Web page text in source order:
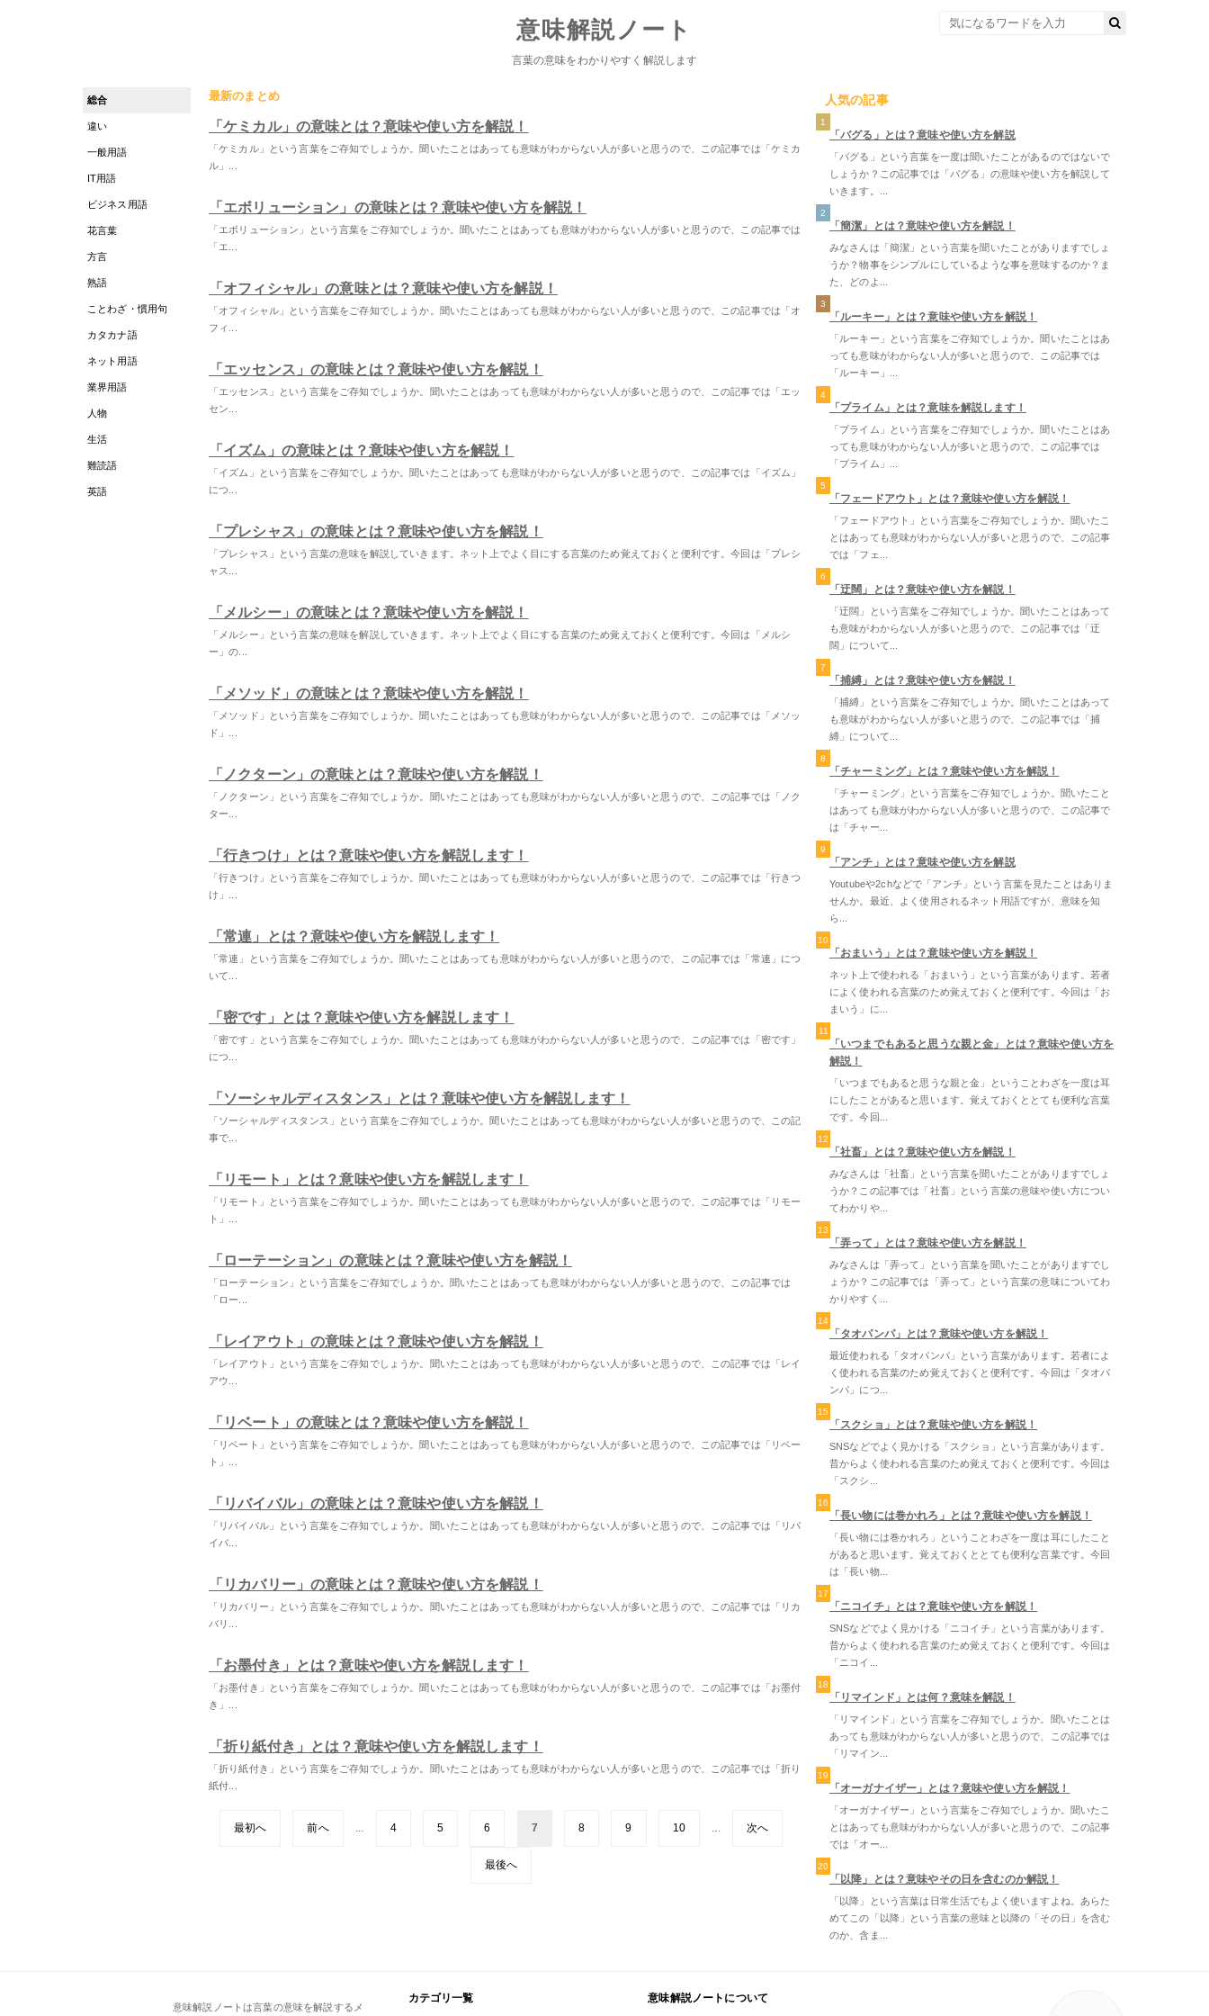
意味解説ノート
言葉の意味をわかりやすく解説します
総合
違い
一般用語
IT用語
ビジネス用語
花言葉
方言
熟語
ことわざ・慣用句
カタカナ語
ネット用語
業界用語
人物
生活
難読語
英語
最新のまとめ
「ケミカル」の意味とは？意味や使い方を解説！
「ケミカル」という言葉をご存知でしょうか。聞いたことはあっても意味がわからない人が多いと思うので、この記事では「ケミカ
ル」...
「エボリューション」の意味とは？意味や使い方を解説！
「エボリューション」という言葉をご存知でしょうか。聞いたことはあっても意味がわからない人が多いと思うので、この記事では
「エ...
「オフィシャル」の意味とは？意味や使い方を解説！
「オフィシャル」という言葉をご存知でしょうか。聞いたことはあっても意味がわからない人が多いと思うので、この記事では「オ
フィ...
「エッセンス」の意味とは？意味や使い方を解説！
「エッセンス」という言葉をご存知でしょうか。聞いたことはあっても意味がわからない人が多いと思うので、この記事では「エッ
セン...
「イズム」の意味とは？意味や使い方を解説！
「イズム」という言葉をご存知でしょうか。聞いたことはあっても意味がわからない人が多いと思うので、この記事では「イズム」
につ...
「プレシャス」の意味とは？意味や使い方を解説！
「プレシャス」という言葉の意味を解説していきます。ネット上でよく目にする言葉のため覚えておくと便利です。今回は「プレシ
ャス...
「メルシー」の意味とは？意味や使い方を解説！
「メルシー」という言葉の意味を解説していきます。ネット上でよく目にする言葉のため覚えておくと便利です。今回は「メルシ
ー」の...
「メソッド」の意味とは？意味や使い方を解説！
「メソッド」という言葉をご存知でしょうか。聞いたことはあっても意味がわからない人が多いと思うので、この記事では「メソッ
ド」...
「ノクターン」の意味とは？意味や使い方を解説！
「ノクターン」という言葉をご存知でしょうか。聞いたことはあっても意味がわからない人が多いと思うので、この記事では「ノク
ター...
「行きつけ」とは？意味や使い方を解説します！
「行きつけ」という言葉をご存知でしょうか。聞いたことはあっても意味がわからない人が多いと思うので、この記事では「行きつ
け」...
「常連」とは？意味や使い方を解説します！
「常連」という言葉をご存知でしょうか。聞いたことはあっても意味がわからない人が多いと思うので、この記事では「常連」につ
いて...
「密です」とは？意味や使い方を解説します！
「密です」という言葉をご存知でしょうか。聞いたことはあっても意味がわからない人が多いと思うので、この記事では「密です」
につ...
「ソーシャルディスタンス」とは？意味や使い方を解説します！
「ソーシャルディスタンス」という言葉をご存知でしょうか。聞いたことはあっても意味がわからない人が多いと思うので、この記
事で...
「リモート」とは？意味や使い方を解説します！
「リモート」という言葉をご存知でしょうか。聞いたことはあっても意味がわからない人が多いと思うので、この記事では「リモー
ト」...
「ローテーション」の意味とは？意味や使い方を解説！
「ローテーション」という言葉をご存知でしょうか。聞いたことはあっても意味がわからない人が多いと思うので、この記事では
「ロー...
「レイアウト」の意味とは？意味や使い方を解説！
「レイアウト」という言葉をご存知でしょうか。聞いたことはあっても意味がわからない人が多いと思うので、この記事では「レイ
アウ...
「リベート」の意味とは？意味や使い方を解説！
「リベート」という言葉をご存知でしょうか。聞いたことはあっても意味がわからない人が多いと思うので、この記事では「リベー
ト」...
「リバイバル」の意味とは？意味や使い方を解説！
「リバイバル」という言葉をご存知でしょうか。聞いたことはあっても意味がわからない人が多いと思うので、この記事では「リバ
イバ...
「リカバリー」の意味とは？意味や使い方を解説！
「リカバリー」という言葉をご存知でしょうか。聞いたことはあっても意味がわからない人が多いと思うので、この記事では「リカ
バリ...
「お墨付き」とは？意味や使い方を解説します！
「お墨付き」という言葉をご存知でしょうか。聞いたことはあっても意味がわからない人が多いと思うので、この記事では「お墨付
き」...
「折り紙付き」とは？意味や使い方を解説します！
「折り紙付き」という言葉をご存知でしょうか。聞いたことはあっても意味がわからない人が多いと思うので、この記事では「折り
紙付...
最初へ 前へ ... 4 5 6 7 8 9 10 ... 次へ
最後へ
人気の記事
1
「バグる」とは？意味や使い方を解説
「バグる」という言葉を一度は聞いたことがあるのではないで
しょうか？この記事では「バグる」の意味や使い方を解説して
いきます。...
2
「簡潔」とは？意味や使い方を解説！
みなさんは「簡潔」という言葉を聞いたことがありますでしょ
うか？物事をシンプルにしているような事を意味するのか？ま
た、どのよ...
3
「ルーキー」とは？意味や使い方を解説！
「ルーキー」という言葉をご存知でしょうか。聞いたことはあ
っても意味がわからない人が多いと思うので、この記事では
「ルーキー」...
4
「プライム」とは？意味を解説します！
「プライム」という言葉をご存知でしょうか。聞いたことはあ
っても意味がわからない人が多いと思うので、この記事では
「プライム」...
5
「フェードアウト」とは？意味や使い方を解説！
「フェードアウト」という言葉をご存知でしょうか。聞いたこ
とはあっても意味がわからない人が多いと思うので、この記事
では「フェ...
6
「迂闊」とは？意味や使い方を解説！
「迂闊」という言葉をご存知でしょうか。聞いたことはあって
も意味がわからない人が多いと思うので、この記事では「迂
闊」について...
7
「捕縛」とは？意味や使い方を解説！
「捕縛」という言葉をご存知でしょうか。聞いたことはあって
も意味がわからない人が多いと思うので、この記事では「捕
縛」について...
8
「チャーミング」とは？意味や使い方を解説！
「チャーミング」という言葉をご存知でしょうか。聞いたこと
はあっても意味がわからない人が多いと思うので、この記事で
は「チャー...
9
「アンチ」とは？意味や使い方を解説
Youtubeや2chなどで「アンチ」という言葉を見たことはありま
せんか。最近、よく使用されるネット用語ですが、意味を知
ら...
10
「おまいう」とは？意味や使い方を解説！
ネット上で使われる「おまいう」という言葉があります。若者
によく使われる言葉のため覚えておくと便利です。今回は「お
まいう」に...
11
「いつまでもあると思うな親と金」とは？意味や使い方を
解説！
「いつまでもあると思うな親と金」ということわざを一度は耳
にしたことがあると思います。覚えておくととても便利な言葉
です。今回...
12
「社畜」とは？意味や使い方を解説！
みなさんは「社畜」という言葉を聞いたことがありますでしょ
うか？この記事では「社畜」という言葉の意味や使い方につい
てわかりや...
13
「弄って」とは？意味や使い方を解説！
みなさんは「弄って」という言葉を聞いたことがありますでし
ょうか？この記事では「弄って」という言葉の意味についてわ
かりやすく...
14
「タオパンパ」とは？意味や使い方を解説！
最近使われる「タオパンパ」という言葉があります。若者によ
く使われる言葉のため覚えておくと便利です。今回は「タオパ
ンパ」につ...
15
「スクショ」とは？意味や使い方を解説！
SNSなどでよく見かける「スクショ」という言葉があります。
昔からよく使われる言葉のため覚えておくと便利です。今回は
「スクシ...
16
「長い物には巻かれろ」とは？意味や使い方を解説！
「長い物には巻かれろ」ということわざを一度は耳にしたこと
があると思います。覚えておくととても便利な言葉です。今回
は「長い物...
17
「ニコイチ」とは？意味や使い方を解説！
SNSなどでよく見かける「ニコイチ」という言葉があります。
昔からよく使われる言葉のため覚えておくと便利です。今回は
「ニコイ...
18
「リマインド」とは何？意味を解説！
「リマインド」という言葉をご存知でしょうか。聞いたことは
あっても意味がわからない人が多いと思うので、この記事では
「リマイン...
19
「オーガナイザー」とは？意味や使い方を解説！
「オーガナイザー」という言葉をご存知でしょうか。聞いたこ
とはあっても意味がわからない人が多いと思うので、この記事
では「オー...
20
「以降」とは？意味やその日を含むのか解説！
「以降」という言葉は日常生活でもよく使いますよね。あらた
めてこの「以降」という言葉の意味と以降の「その日」を含む
のか、含ま...
意味解説ノートは言葉の意味を解説するメ
カテゴリ一覧 意味解説ノートについて